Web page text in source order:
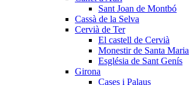
Sant Joan de Montbó
Cassà de la Selva
Cervià de Ter
El castell de Cervià
Monestir de Santa Maria
Església de Sant Genís
Girona
Cases i Palaus